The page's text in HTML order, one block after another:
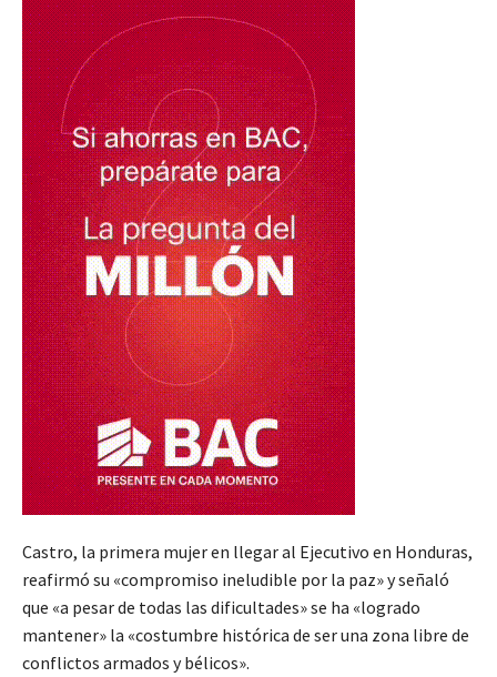
Castro, la primera mujer en llegar al Ejecutivo en Honduras,
reafirmó su «compromiso ineludible por la paz» y señaló
que «a pesar de todas las dificultades» se ha «logrado
mantener» la «costumbre histórica de ser una zona libre de
conflictos armados y bélicos».